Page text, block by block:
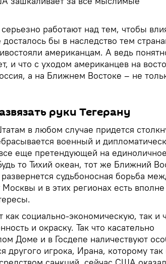
работают над тем, чтобы
бы в наследство тем
американцам. А ведь
и что с уходом американцев на
а на Ближнем Востоке – не
руки Тегерану
в любом случае придется
военный и
еще претендующей на единоличное
то Тихий океан, тот же Ближний
судьбоносная борьба
и в этих регионах есть вполне
социально-экономическую, так и
и окраску. Так что касательно
Доме и в Госдепе наличествуют
другого игрока, Ирана, которому так